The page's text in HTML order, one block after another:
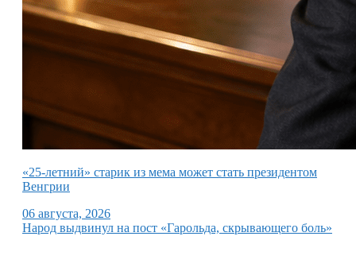
«25-летний» старик из мема может стать президентом
Венгрии
06 августа, 2026
Народ выдвинул на пост «Гарольда, скрывающего боль»